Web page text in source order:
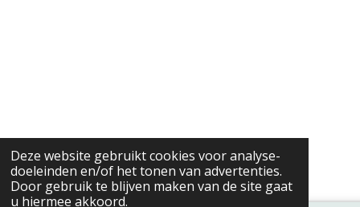
Deze website gebruikt cookies voor analyse-
doeleinden en/of het tonen van advertenties.
Door gebruik te blijven maken van de site gaat
u hiermee akkoord.